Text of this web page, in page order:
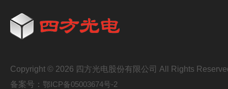
Copyright © 2026 四方光电股份有限公司 All Rights
备案号： 鄂ICP备05003674号-2